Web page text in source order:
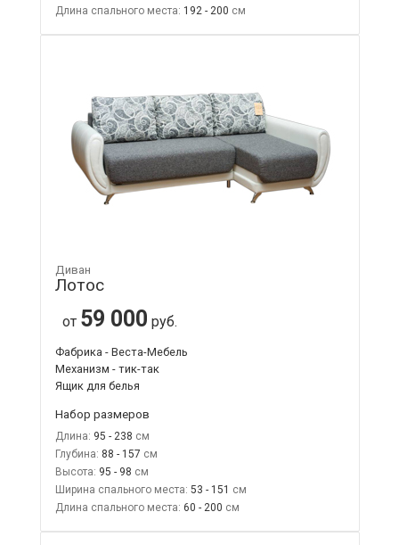
Длина спального места: 192 - 200
Диван
Лотос
от 59 000 руб.
Фабрика - Веста-Мебель
Механизм - тик-так
Ящик для белья
Набор размеров
Длина: 95 - 238
Глубина: 88 - 157
Высота: 95 - 98
Ширина спального места: 53 - 151
Длина спального места: 60 - 200